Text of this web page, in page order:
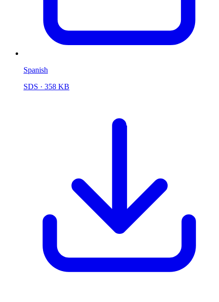
Spanish
SDS · 358 KB